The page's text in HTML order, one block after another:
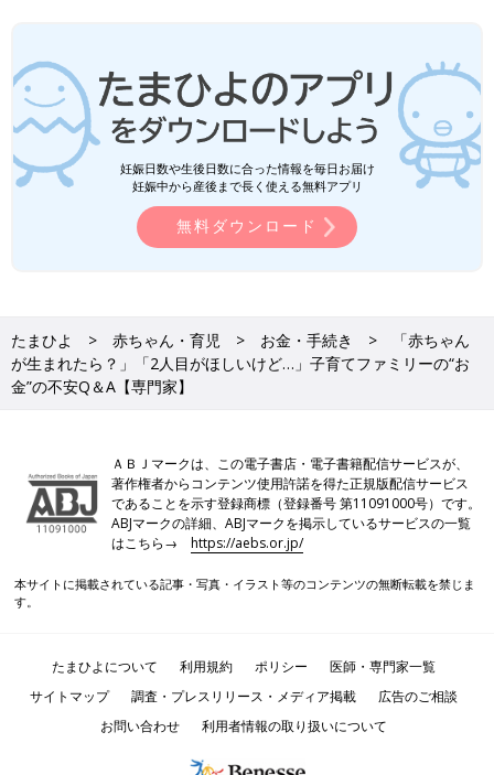
妊娠日数や生後日数に合った情報を毎日お届け
妊娠中から産後まで長く使える無料アプリ
無料ダウンロード
たまひよ 赤ちゃん・育児 お金・手続き
「赤ちゃん
が生まれたら？」「2人目がほしいけど…」子育てファミリーの“お
金”の不安Q＆A【専門家】
ＡＢＪマークは、この電子書店・電子書籍配信サービスが、
著作権者からコンテンツ使用許諾を得た正規版配信サービス
であることを示す登録商標（登録番号 第11091000号）です。
ABJマークの詳細、ABJマークを掲示しているサービスの一覧
はこちら→https://aebs.or.jp/
本サイトに掲載されている記事・写真・イラスト等のコンテンツの無断転載を禁じま
す。
たまひよについて 利用規約 ポリシー
医師・専門家一覧
サイトマップ
調査・プレスリリース・メディア掲載
広告のご相談
お問い合わせ
利用者情報の取り扱いについて